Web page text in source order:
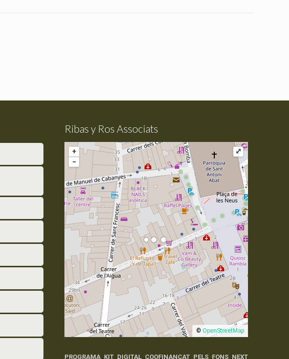
Ribas y Ros Associats
+
−
© OpenStreetMap
⤢
PROGRAMA KIT DIGITAL COOFINANÇAT PELS FONS NEXT